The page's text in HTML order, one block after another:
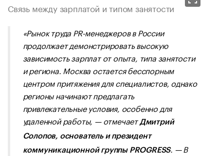
Связь между зарплатой и типом занятости
«Рынок труда PR-менеджеров в России
продолжает демонстрировать высокую
зависимость зарплат от опыта, типа занятости
и региона. Москва остается бесспорным
центром притяжения для специалистов, однако
регионы начинают предлагать
привлекательные условия, особенно для
удаленной работы, — отмечаетДмитрий
Солопов, основатель и президент
коммуникационной группы PROGRESS. — В